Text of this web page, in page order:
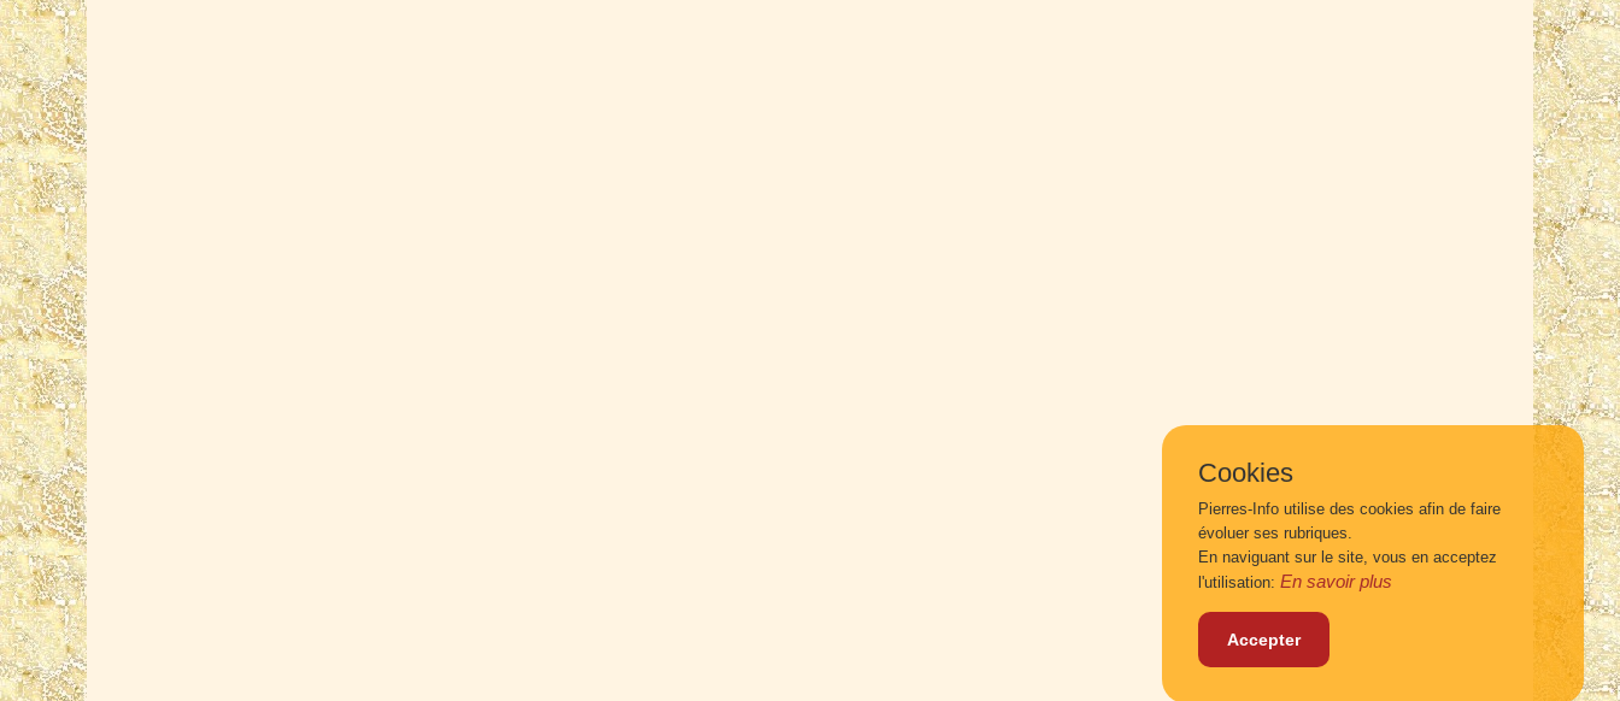
Cookies
Pierres-Info utilise des cookies afin de faire
évoluer ses rubriques.
En naviguant sur le site, vous en acceptez
l'utilisation: En savoir plus
Accepter